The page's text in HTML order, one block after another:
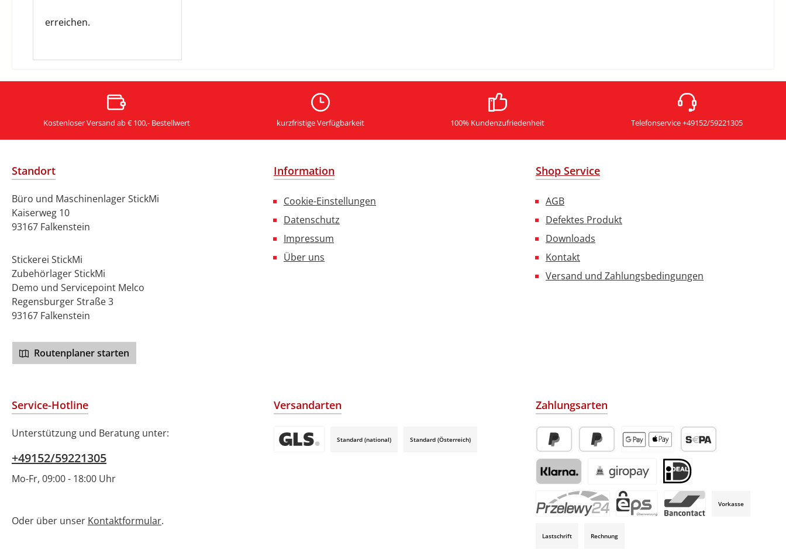
erreichen.
Kostenloser Versand ab € 100,- Bestellwert kurzfristige Verfügbarkeit 100% Kundenzufriedenheit Telefonservice +49152/59221305
Standort
Büro und Maschinenlager StickMi
Kaiserweg 10
93167 Falkenstein
Stickerei StickMi
Zubehörlager StickMi
Demo und Servicepoint Melco
Regensburger Straße 3
93167 Falkenstein
Routenplaner starten
Information
Cookie-Einstellungen
Datenschutz
Impressum
Über uns
Shop Service
AGB
Defektes Produkt
Downloads
Kontakt
Versand und Zahlungsbedingungen
Service-Hotline
Unterstützung und Beratung unter:
+49152/59221305
Mo-Fr, 09:00 - 18:00 Uhr
Oder über unser Kontaktformular.
Versandarten
Standard (national) Standard (Österreich)
Zahlungsarten
PayPal Später BezahlenApple Pay / Google Pay (via Stripe)
SEPA-Lastschrift (via
Klarna (via Stripe)Giropay (via Stripe) iDeal (via Stripe)
Vorkasse
Lastschrift Rechnung